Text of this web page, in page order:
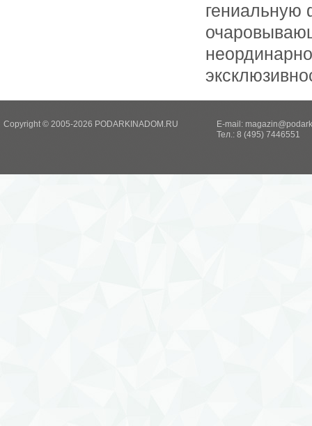
гениальную
Copyright © 2005-2026 PODARKINADOM.RU E-mail:
Тел.: 8 (495) 7446551